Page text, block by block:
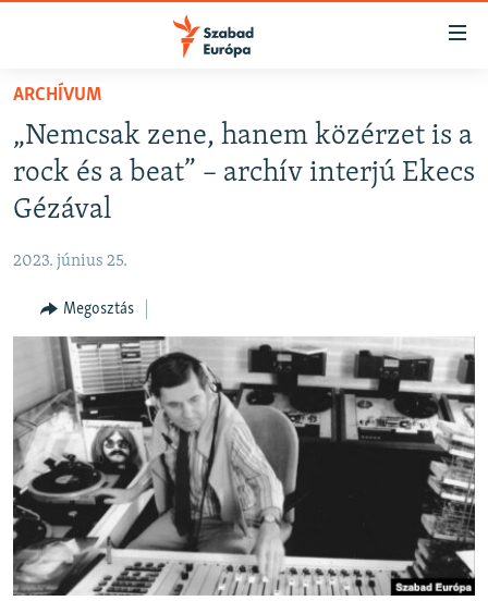
Akadálymentes
Ugrás
fő
oldalra
Ugrás
tartalomjegyzékre
keresésre
NAPIRENDEN
AKTUÁLIS
PODCASTOK
ELEMZŐ
NER15
SZABADON
TÁRSADALOM
DEMOKRÁCIA
A PÉNZ NYOMÁBAN
EURÓPAI UNIÓ
VILÁG
KLÍMAVÁLTOZÁS
ARCHÍVUM
„Nemcsak zene, hanem közérzet is a
rock és a beat” – archív interjú Ekecs
Gézával
2023. június 25.
Megosztás